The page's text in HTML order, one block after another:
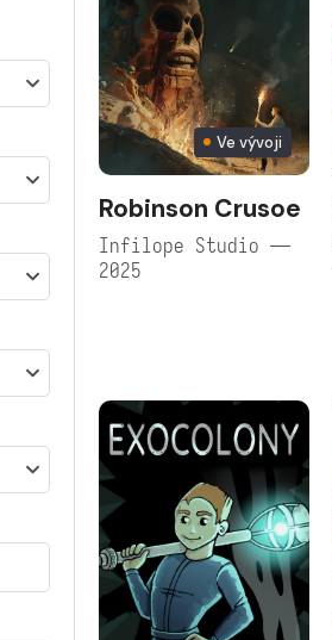
Ve vývoji
Robinson Crusoe
Infilope Studio —
2025